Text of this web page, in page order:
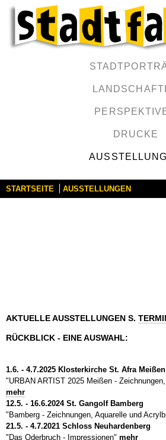
DRUCKE
STARTSEITE AUSSTELLUNGEN
AKTUELLE AUSSTELLUNGEN S.
RÜCKBLICK - EINE AUSWAHL:
1.6. - 4.7.2025 Klosterkirche St. Afra Meißen
"URBAN ARTIST 2025 Meißen -
mehr
12.5. - 16.6.2024 St. Gangolf Bamberg
"Bamberg - Zeichnungen, Aquarelle und
21.5. - 4.7.2021 Schloss Neuhardenberg
"Das Oderbruch - Impressionen" mehr